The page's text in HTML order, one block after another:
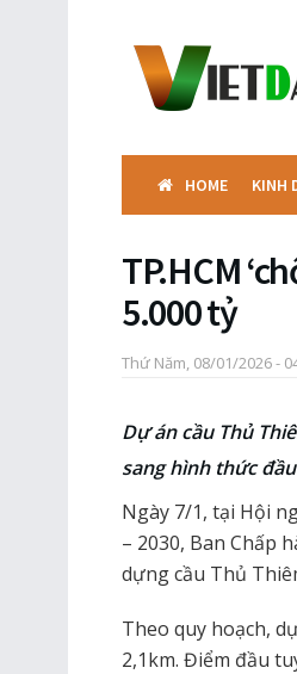
HOME KINH
TP.HCM
5.000 tỷ
Thứ Năm, 08/01/2026 -
Dự án cầu Thủ
sang hình thức
Ngày 7/1, tại Hội
– 2030, Ban Chấp
dựng cầu Thủ
Theo quy hoạch,
2,1km. Điểm đầu